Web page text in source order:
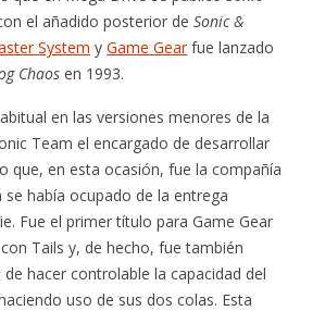
el añadido posterior deSonic &
System yGame Gearfue lanzado
Chaos en 1993.
en las versiones menores de la
Team el encargado de desarrollar
que, en esta ocasión, fue la compañía
se había ocupado de la entrega
Fue el primer título para Game Gear
Tails y, de hecho, fue también
hacer controlable la capacidad del
uso de sus dos colas. Esta